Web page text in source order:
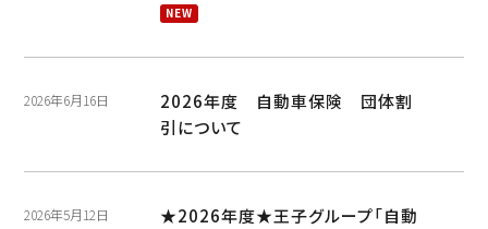
2026年6月16日
2026年度 自動車保険 団体割
引について
2026年5月12日
★2026年度★王子グループ「自動